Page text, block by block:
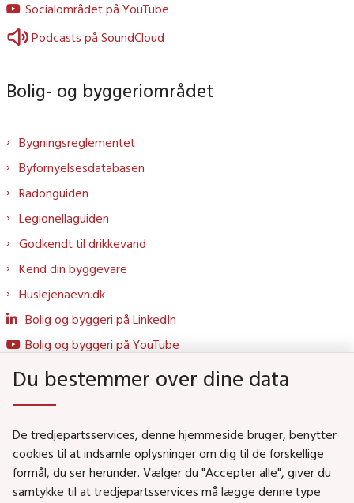
Socialområdet på YouTube
Podcasts på SoundCloud
Bolig- og byggeriområdet
Bygningsreglementet
Byfornyelsesdatabasen
Radonguiden
Legionellaguiden
Godkendt til drikkevand
Kend din byggevare
Huslejenaevn.dk
Bolig og byggeri på LinkedIn
Bolig og byggeri på YouTube
Social- og Boligministeriet
Job i Social- og Boligstyrelsen
Puljer og tilskud
Du bestemmer over dine data
De tredjepartsservices, denne hjemmeside bruger, benytter
cookies til at indsamle oplysninger om dig til de forskellige
formål, du ser herunder. Vælger du "Accepter alle", giver du
samtykke til at tredjepartsservices må lægge denne type